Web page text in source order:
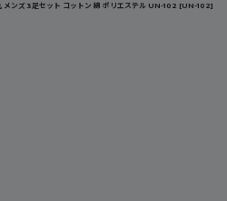
メンズ 3足セット コットン 綿 ポリエステル UN-102 [UN-102]